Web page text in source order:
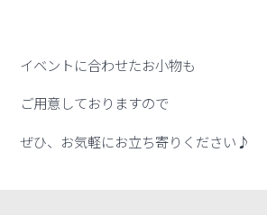
イベントに合わせたお小物も
ご用意しておりますので
ぜひ、お気軽にお立ち寄りください♪